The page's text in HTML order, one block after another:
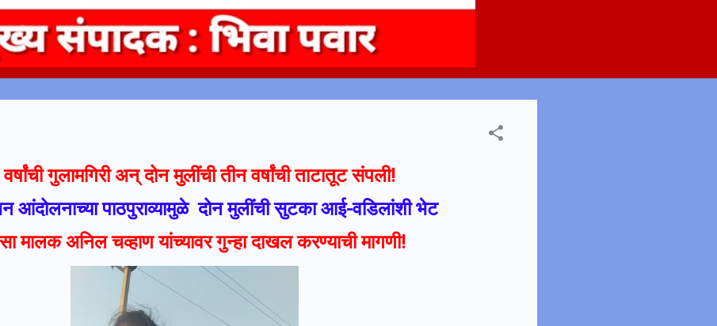
गुलामगिरी अन् दोन मुलींची तीन वर्षांची ताटातूट संपली!
आंदोलनाच्या पाठपुराव्यामुळे दोन मुलींची सुटका आई-वडिलांशी भेट
मालक अनिल चव्हाण यांच्यावर गुन्हा दाखल करण्याची मागणी!